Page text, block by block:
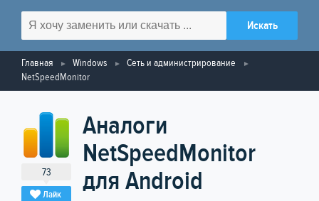
Главная Windows
Сеть и администрирование
NetSpeedMonitor
73
Лайк
Аналоги
NetSpeedMonitor
для Android